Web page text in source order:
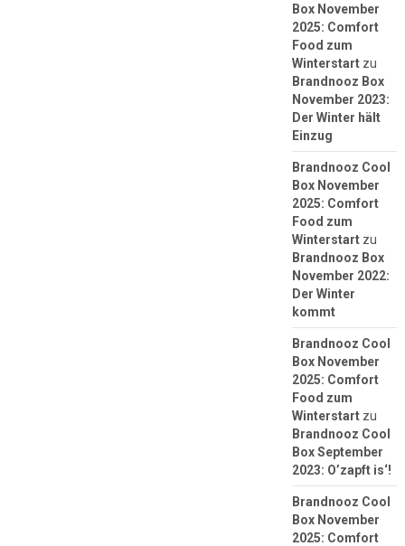
Box November
2025: Comfort
Food zum
Winterstartzu
Brandnooz Box
November 2023:
Der Winter hält
Einzug
Brandnooz Cool
Box November
2025: Comfort
Food zum
Winterstartzu
Brandnooz Box
November 2022:
Der Winter
kommt
Brandnooz Cool
Box November
2025: Comfort
Food zum
Winterstartzu
Brandnooz Cool
Box September
2023: O’zapft is‘!
Brandnooz Cool
Box November
2025: Comfort